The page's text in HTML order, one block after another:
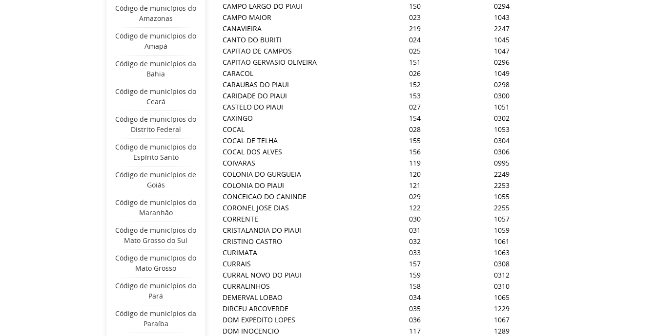
Código de municípios do
Amazonas
Código de municípios do
Amapá
Código de municípios da
Bahia
Código de municípios do
Ceará
Código de municípios do
Distrito Federal
Código de municípios do
Espírito Santo
Código de municípios de
Goiás
Código de municípios do
Maranhão
Código de municípios do
Mato Grosso do Sul
Código de municípios do
Mato Grosso
Código de municípios do
Pará
Código de municípios da
Paraíba
CAMPO LARGO DO PIAUI
150
0294
CAMPO MAIOR
023
1043
CANAVIEIRA
219
2247
CANTO DO BURITI
024
1045
CAPITAO DE CAMPOS
025
1047
CAPITAO GERVASIO OLIVEIRA
151
0296
CARACOL
026
1049
CARAUBAS DO PIAUI
152
0298
CARIDADE DO PIAUI
153
0300
CASTELO DO PIAUI
027
1051
CAXINGO
154
0302
COCAL
028
1053
COCAL DE TELHA
155
0304
COCAL DOS ALVES
156
0306
COIVARAS
119
0995
COLONIA DO GURGUEIA
120
2249
COLONIA DO PIAUI
121
2253
CONCEICAO DO CANINDE
029
1055
CORONEL JOSE DIAS
122
2255
CORRENTE
030
1057
CRISTALANDIA DO PIAUI
031
1059
CRISTINO CASTRO
032
1061
CURIMATA
033
1063
CURRAIS
157
0308
CURRAL NOVO DO PIAUI
159
0312
CURRALINHOS
158
0310
DEMERVAL LOBAO
034
1065
DIRCEU ARCOVERDE
035
1229
DOM EXPEDITO LOPES
036
1067
DOM INOCENCIO
117
1289